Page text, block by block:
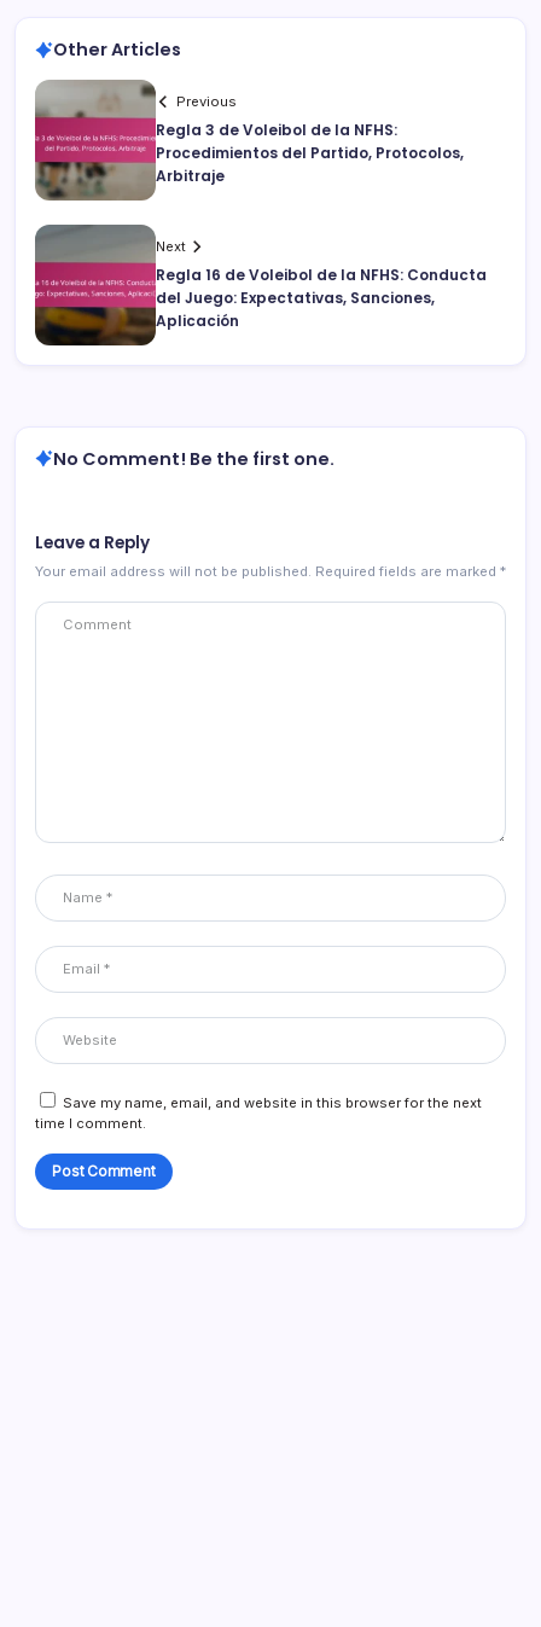
Other Articles
Previous
Regla 3 de Voleibol de la NFHS:
Procedimientos del Partido, Protocolos,
Arbitraje
Next
Regla 16 de Voleibol de la NFHS: Conducta
del Juego: Expectativas, Sanciones,
Aplicación
No Comment! Be the first one.
Leave a Reply
Your email address will not be published. Required fields are marked *
Save my name, email, and website in this browser for the next
time I comment.